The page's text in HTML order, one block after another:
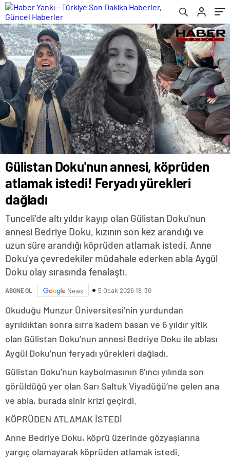
Gülistan Doku'nun annesi, köprüden
atlamak istedi! Feryadı yürekleri
dağladı
Tunceli'de altı yıldır kayıp olan Gülistan Doku'nun
annesi Bedriye Doku, kızının son kez arandığı ve
uzun süre arandığı köprüden atlamak istedi. Anne
Doku'ya çevredekiler müdahale ederken abla Aygül
Doku olay sırasında fenalaştı.
ABONE OL News 5 Ocak 2026 19:30
Okuduğu Munzur Üniversitesi’nin yurdundan
ayrıldıktan sonra sırra kadem basan ve 6 yıldır yitik
olan Gülistan Doku’nun annesi Bedriye Doku ile ablası
Aygül Doku’nun feryadı yürekleri dağladı.
Gülistan Doku’nun kaybolmasının 6’ıncı yılında son
görüldüğü yer olan Sarı Saltuk Viyadüğü’ne gelen ana
ve abla, burada sinir krizi geçirdi.
KÖPRÜDEN ATLAMAK İSTEDİ
Anne Bedriye Doku, köprü üzerinde gözyaşlarına
yargıç olamayarak köprüden atlamak istedi.